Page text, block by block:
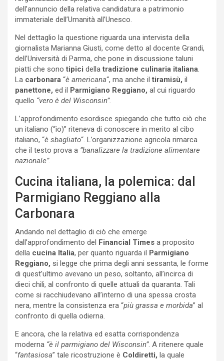
dell’annuncio della relativa candidatura a patrimonio
immateriale dell’Umanità all’Unesco.
Nel dettaglio la questione riguarda una intervista della
giornalista Marianna Giusti, come detto al docente Grandi,
dell’Università di Parma, che pone in discussione taluni
piatti che sonotipici dellatradizione culinaria italiana
La carbonara “è americana“, ma anche iltiramisù, il
panettone, ed il Parmigiano Reggiano, al cui riguardo
quello “vero è del Wisconsin”.
L’approfondimento esordisce spiegando che tutto ciò che
un italiano (“io)” riteneva di conoscere in merito al cibo
italiano, “è sbagliato“. L’organizzazione agricola rimarca
che il testo prova a “banalizzare la tradizione alimentare
nazionale”.
Cucina italiana, la polemica: dal
Parmigiano Reggiano alla
Carbonara
Andando nel dettaglio di ciò che emerge
dall’approfondimento del Financial Times a proposito
della cucina Italia, per quanto riguarda il Parmigiano
Reggiano, si legge che prima degli anni sessanta, le forme
di quest’ultimo avevano un peso, soltanto, all’incirca di
dieci chili, al confronto di quelle attuali da quaranta. Tali
come si racchiudevano all’interno di una spessa crosta
nera, mentre la consistenza era “più grassa e morbida” al
confronto di quella odierna.
E ancora, che la relativa ed esatta corrispondenza
moderna “è il parmigiano del Wisconsin”. A ritenere quale
“fantasiosa” tale ricostruzione è Coldiretti, la quale